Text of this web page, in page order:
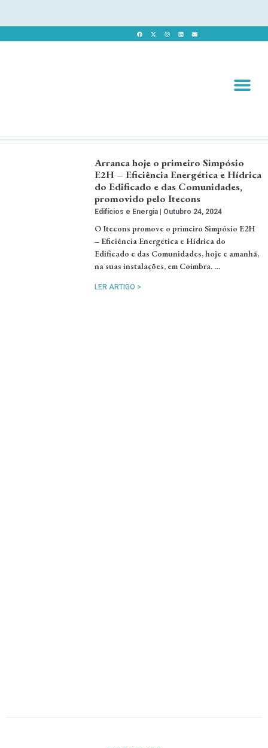
Arranca hoje o primeiro Simpósio
E2H – Eficiência Energética e Hídrica
do Edificado e das Comunidades,
promovido pelo Itecons
Edifícios e Energia Outubro 24, 2024
O Itecons promove o primeiro Simpósio E2H
– Eficiência Energética e Hídrica do
Edificado e das Comunidades, hoje e amanhã,
na suas instalações, em Coimbra. …
LER ARTIGO >